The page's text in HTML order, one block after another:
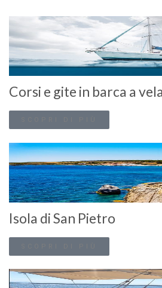
Corsi e gite in barca a vela
Isola di San Pietro